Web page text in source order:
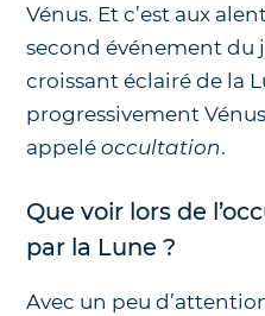
Vénus. Et c’est aux
second événement du
croissant éclairé de la
progressivement
appeléoccultation.
Que voir lors de
par la Lune ?
Avec un peu